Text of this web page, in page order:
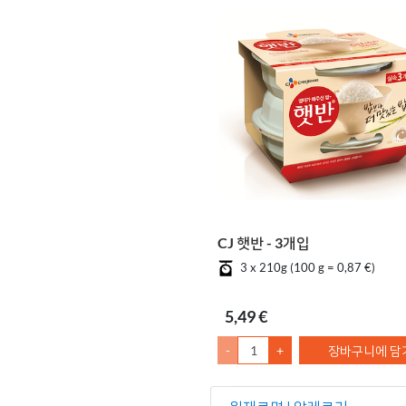
CJ 햇반 - 3개입
3 x 210g (100 g = 0,87 €)
5,49 €
- + 장바구니에 담